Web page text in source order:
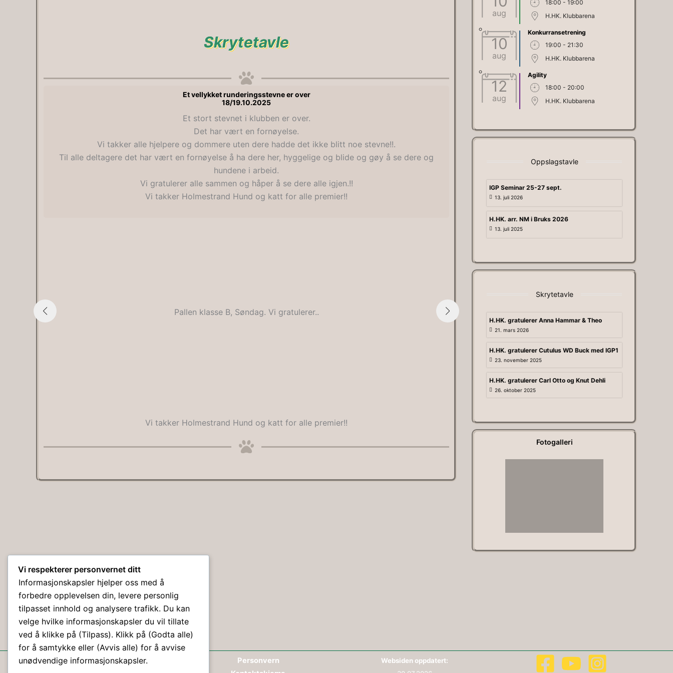
Skrytetavle
Et vellykket runderingsstevne er over
18/19.10.2025
Et stort stevnet i klubben er over.
Det har vært en fornøyelse.
Vi takker alle hjelpere og dommere uten dere hadde det ikke blitt noe stevne!!.
Til alle deltagere det har vært en fornøyelse å ha dere her, hyggelige og blide og gøy å se dere og
hundene i arbeid.
Vi gratulerer alle sammen og håper å se dere alle igjen.!!
Vi takker Holmestrand Hund og katt for alle premier!!
Pallen klasse B, Søndag. Vi gratulerer..
Vi takker Holmestrand Hund og katt for alle premier!!
aug
18:00 - 19:00
H.HK. Klubbarena
10
aug
Konkurransetrening
19:00 - 21:30
H.HK. Klubbarena
12
aug
Agility
18:00 - 20:00
H.HK. Klubbarena
Oppslagstavle
IGP Seminar 25-27 sept.
13. juli 2026
H.HK. arr. NM i Bruks 2026
13. juli 2025
Skrytetavle
H.HK. gratulerer Anna Hammar & Theo
21. mars 2026
H.HK. gratulerer Cutulus WD Buck med IGP1
23. november 2025
H.HK. gratulerer Carl Otto og Knut Dehli
26. oktober 2025
Fotogalleri
© Holmestrand Hundeklubb 2026 ©
Personvern
Websiden oppdatert:
Vi respekterer personvernet ditt
Informasjonskapsler hjelper oss med å
forbedre opplevelsen din, levere personlig
tilpasset innhold og analysere trafikk. Du kan
velge hvilke informasjonskapsler du vil tillate
ved å klikke på (Tilpass). Klikk på (Godta alle)
for å samtykke eller (Avvis alle) for å avvise
unødvendige informasjonskapsler.